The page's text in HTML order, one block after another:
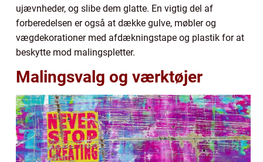
ujævnheder, og slibe dem glatte. En vigtig del af
forberedelsen er også at dække gulve, møbler og
vægdekorationer med afdækningstape og plastik for at
beskytte mod malingspletter.
Malingsvalg og værktøjer